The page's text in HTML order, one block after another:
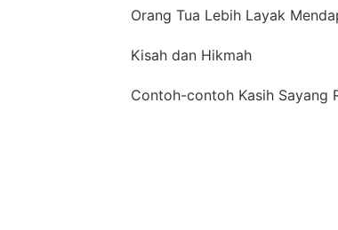
Orang Tua Lebih Layak
Kisah dan Hikmah
Contoh-contoh Kasih Sayang